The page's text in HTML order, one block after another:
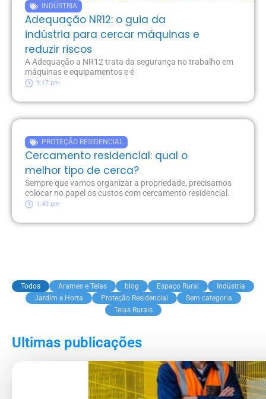
INDÚSTRIA
Adequação NR12: o guia da
indústria para cercar máquinas e
reduzir riscos
A Adequação a NR12 trata da segurança no trabalho em
máquinas e equipamentos e é
9:17 pm
PROTEÇÃO RESIDENCIAL
Cercamento residencial: qual o
melhor tipo de cerca?
Sempre que vamos organizar a propriedade, precisamos
colocar no papel os custos com cercamento residencial.
1:49 pm
Arames e Telas blog Espaço Rural
Indústria
Jardim e Horta
Proteção Residencial
Sem categoria
Telas Rurais
Todos
Ultimas publicações